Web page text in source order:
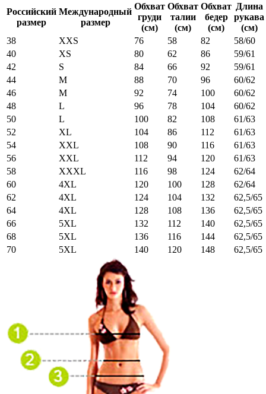
Российский
размер
Международный
размер
Обхват
груди
(см)
Обхват
талии
(см)
Обхват
бедер
(см)
Длина
рукава
(см)
38
XXS 76 58 82
58/60
40
XS 80 62 86
59/61
42
S 84 66 92
59/61
44
M 88 70 96
60/62
46
M 92 74 100
60/62
48
L 96 78 104
60/62
50
L 100 82 108
61/63
52
XL 104 86 112
61/63
54
XXL 108 90 116
61/63
56
XXL 112 94 120
61/63
58
XXXL 116 98 124
62/64
60
4XL 120 100 128
62/64
62
4XL 124 104 132
62,5/65
64
4XL 128 108 136
62,5/65
66
5XL 132 112 140
62,5/65
68
5XL 136 116 144
62,5/65
70
5XL 140 120 148 62,5/65